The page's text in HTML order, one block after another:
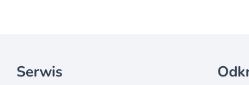
Serwis